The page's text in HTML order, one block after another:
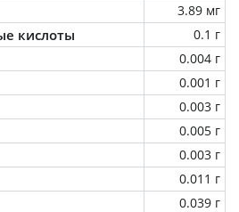
3.89 мг
кислоты
0.1 г
0.004 г
0.001 г
0.003 г
0.005 г
0.003 г
0.011 г
0.039 г